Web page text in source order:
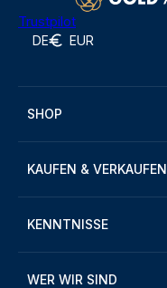
Trustpilot
DE EUR
SHOP
KAUFEN & VERKAUFEN
KENNTNISSE
WER WIR SIND